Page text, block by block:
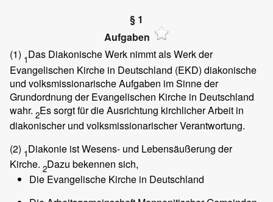
§ 1
Aufgaben
(1) 1Das Diakonische Werk nimmt als Werk der
Evangelischen Kirche in Deutschland (EKD) diakonische
und volksmissionarische Aufgaben im Sinne der
Grundordnung der Evangelischen Kirche in Deutschland
wahr. 2Es sorgt für die Ausrichtung kirchlicher Arbeit in
diakonischer und volksmissionarischer Verantwortung.
(2) 1Diakonie ist Wesens- und Lebensäußerung der
Kirche. 2Dazu bekennen sich,
Die Evangelische Kirche in Deutschland